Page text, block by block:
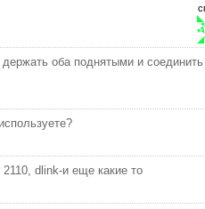
оба поднятыми и
dlink-и еще какие то